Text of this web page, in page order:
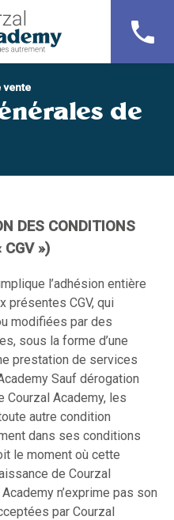
vente
de
DES CONDITIONS
CGV »)
l’adhésion entière
présentes CGV, qui
modifiées par des
sous la forme d’une
prestation de services
Sauf dérogation
Courzal Academy, les
autre condition
dans ses conditions
le moment où cette
de Courzal
n’exprime pas son
par Courzal